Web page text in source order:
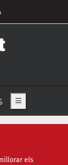
els
d'usuari
de
Show main